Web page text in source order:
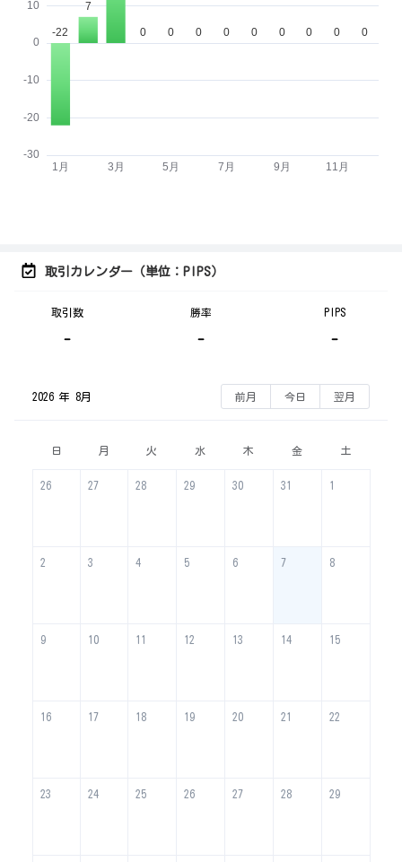
取引カレンダー（単位：PIPS）
取引数
-
勝率
-
PIPS
-
2026 年 8月 前月 今日 翌月
日 月 火 水 木 金 土
26 27 28 29 30 31 1
2 3 4 5 6 7 8
9 10 11 12 13 14 15
16 17 18 19 20 21 22
23 24 25 26 27 28 29